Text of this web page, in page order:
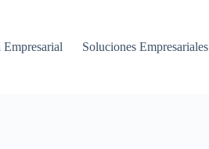
Empresarial
Soluciones Empresariales